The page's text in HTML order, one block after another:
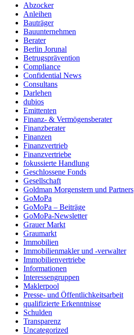
Abzocker
Anleihen
Bauträger
Bauunternehmen
Berater
Berlin Jorunal
Betrugsprävention
Compliance
Confidential News
Consultans
Darlehen
dubios
Emittenten
Finanz- & Vermögensberater
Finanzberater
Finanzen
Finanzvertrieb
Finanzvertriebe
fokussierte Handlung
Geschlossene Fonds
Gesellschaft
Goldman Morgenstern und Partners
GoMoPa
GoMoPa – Beiträge
GoMoPa-Newsletter
Grauer Markt
Graumarkt
Immobilien
Immobilienmakler und -verwalter
Immobilienvertriebe
Informationen
Interessengruppen
Maklerpool
Presse- und Öffentlichkeitsarbeit
qualifizierte Erkenntnisse
Schulden
Transparenz
Uncategorized